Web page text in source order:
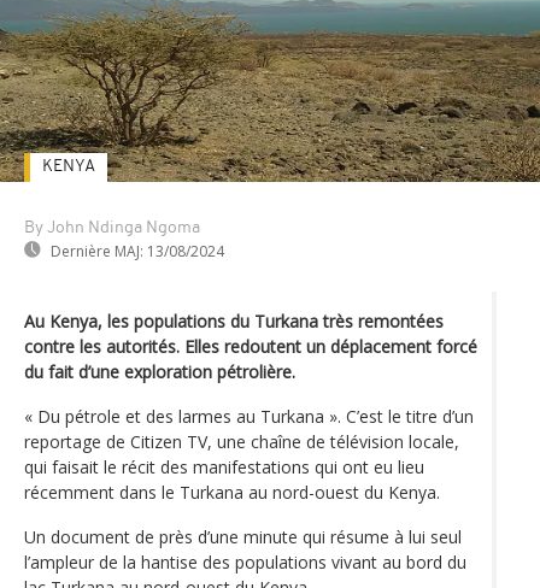
By John Ndinga Ngoma
Dernière MAJ: 13/08/2024
KENYA
Au Kenya, les populations du Turkana très remontées
contre les autorités. Elles redoutent un déplacement forcé
du fait d’une exploration pétrolière.
« Du pétrole et des larmes au Turkana ». C’est le titre d’un
reportage de Citizen TV, une chaîne de télévision locale,
qui faisait le récit des manifestations qui ont eu lieu
récemment dans le Turkana au nord-ouest du Kenya.
Un document de près d’une minute qui résume à lui seul
l’ampleur de la hantise des populations vivant au bord du